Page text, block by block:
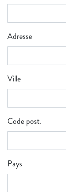
Adresse
Ville
Code post.
Pays